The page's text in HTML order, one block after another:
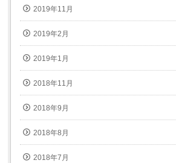
2019年11月
2019年2月
2019年1月
2018年11月
2018年9月
2018年8月
2018年7月